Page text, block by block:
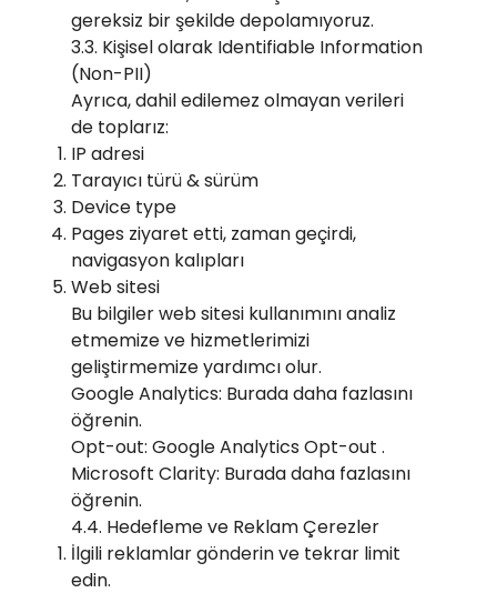
gereksiz bir şekilde depolamıyoruz.
3.3. Kişisel olarak Identifiable Information
(Non-PII)
Ayrıca, dahil edilemez olmayan verileri
de toplarız:
IP adresi
Tarayıcı türü & sürüm
Device type
Pages ziyaret etti, zaman geçirdi,
navigasyon kalıpları
Web sitesi
Bu bilgiler web sitesi kullanımını analiz
etmemize ve hizmetlerimizi
geliştirmemize yardımcı olur.
Google Analytics: Burada daha fazlasını
öğrenin.
Opt-out: Google Analytics Opt-out .
Microsoft Clarity: Burada daha fazlasını
öğrenin.
4.4. Hedefleme ve Reklam Çerezler
İlgili reklamlar gönderin ve tekrar limit
edin.